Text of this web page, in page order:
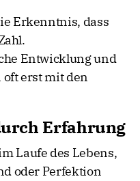
Erkenntnis, dass
Entwicklung und
erst mit den
Erfahrung
Laufe des Lebens,
oder Perfektion